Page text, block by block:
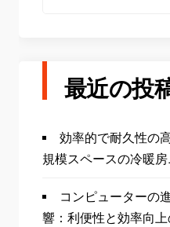
最近の投
効率的で耐久性の
規模スペースの冷暖
コンピューターの
響：利便性と効率向